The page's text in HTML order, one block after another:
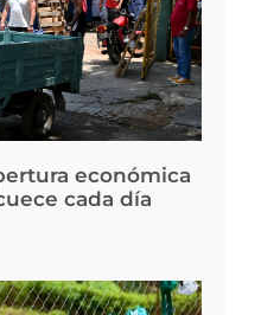
económica
cada día